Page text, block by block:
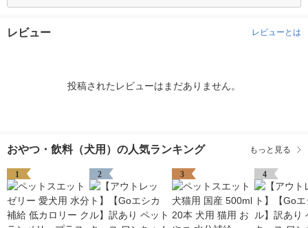
レビュー レビューとは
投稿されたレビューはまだありません。
おやつ・飲料（犬用）の人気ランキング もっと見る
1 2 3 4